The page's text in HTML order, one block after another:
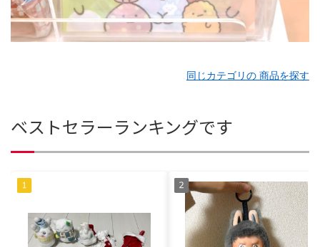
同じカテゴリの 商品を探す
ベストセラーランキングです